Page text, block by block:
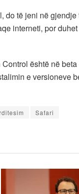
do të jeni në
interneti, por
është në
e versioneve
Safari